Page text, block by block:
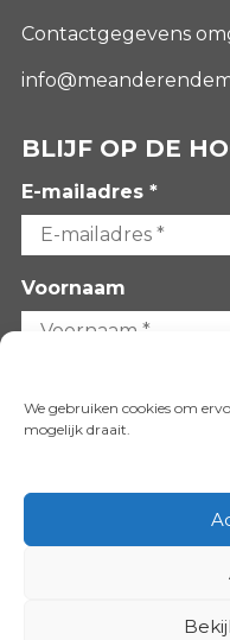
We gebruiken cookies om
mogelijk draait.
Contactgegevens
BLIJF OP DE
E-mailadres *
Voornaam